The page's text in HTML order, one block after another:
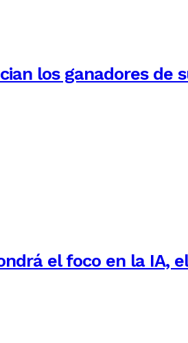
los ganadores de
el foco en la IA,